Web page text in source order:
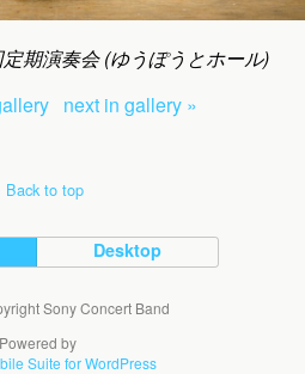
期演奏会 (ゆうぽうとホール)
next in gallery »
Back to top
Desktop
Sony Concert Band
Powered by
Suite for WordPress